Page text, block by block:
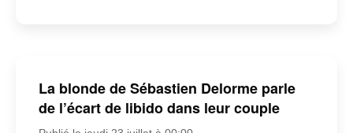
La blonde de Sébastien Delorme parle
de l’écart de libido dans leur couple